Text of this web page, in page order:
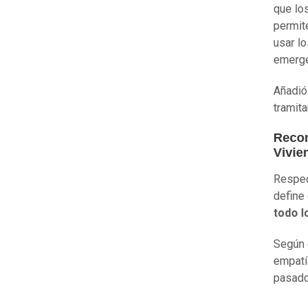
que
usar
define
todo
Según